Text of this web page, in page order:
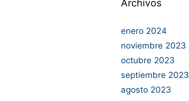
Archivos
enero 2024
noviembre 2023
octubre 2023
septiembre 2023
agosto 2023